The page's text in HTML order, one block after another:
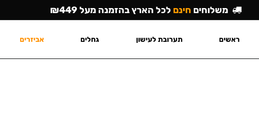
משלוחים חינם לכל הארץ בהזמנה מעל ₪449
ראשים תערובת לעישון גחלים אביזרים